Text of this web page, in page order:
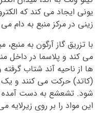
یونی ایجاد می کند که
زینی در مرکز منبع به دام می
با تزریق گاز آرگون به منبع،
می کند و پلاسما در داخل
ها از ناحیه آند شتاب
(کاتد) حرکت می کنند و یک
شود. تشعشع به دست آمده
این مواد را بر روی